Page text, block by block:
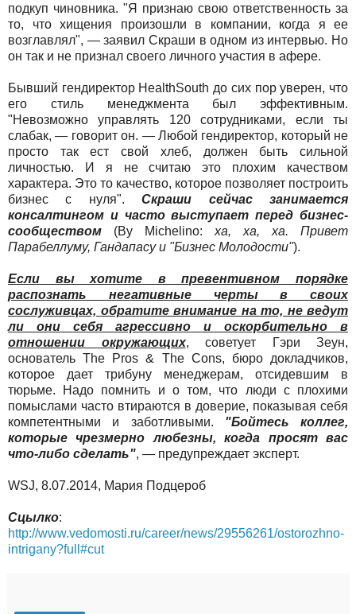
подкуп чиновника. "Я признаю свою ответственность за
то, что хищения произошли в компании, когда я ее
возглавлял", — заявил Скраши в одном из интервью. Но
он так и не признал своего личного участия в афере.
Бывший гендиректор HealthSouth до сих пор уверен, что
его стиль менеджмента был эффективным.
"Невозможно управлять 120 сотрудниками, если ты
слабак, — говорит он. — Любой гендиректор, который не
просто так ест свой хлеб, должен быть сильной
личностью. И я не считаю это плохим качеством
характера. Это то качество, которое позволяет построить
бизнес с нуля".Скраши сейчас занимается
консалтингом и часто выступает перед бизнес-
сообществом (By Michelino: ха, ха, ха. Привет
Парабеллуму, Гандапасу и "Бизнес Молодости").
Если вы хотите в превентивном порядке
распознать негативные черты в своих
сослуживцах, обратите внимание на то, не ведут
ли они себя агрессивно и оскорбительно в
отношении окружающих, советует Гэри Зеун,
основатель The Pros & The Cons, бюро докладчиков,
которое дает трибуну менеджерам, отсидевшим в
тюрьме. Надо помнить и о том, что люди с плохими
помыслами часто втираются в доверие, показывая себя
компетентными и заботливыми. "Бойтесь коллег,
которые чрезмерно любезны, когда просят вас
что-либо сделать", — предупреждает эксперт.
WSJ, 8.07.2014, Мария Подцероб
Сцылко:
http://www.vedomosti.ru/career/news/29556261/ostorozhno-
intrigany?full#cut